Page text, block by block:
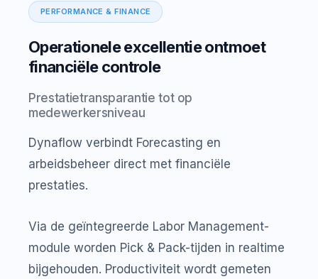
PERFORMANCE & FINANCE
Operationele excellentie ontmoet
financiële controle
Prestatietransparantie tot op
medewerkersniveau
Dynaflow verbindt Forecasting en
arbeidsbeheer direct met financiële
prestaties.
Via de geïntegreerde Labor Management-
module worden Pick & Pack-tijden in realtime
bijgehouden. Productiviteit wordt gemeten